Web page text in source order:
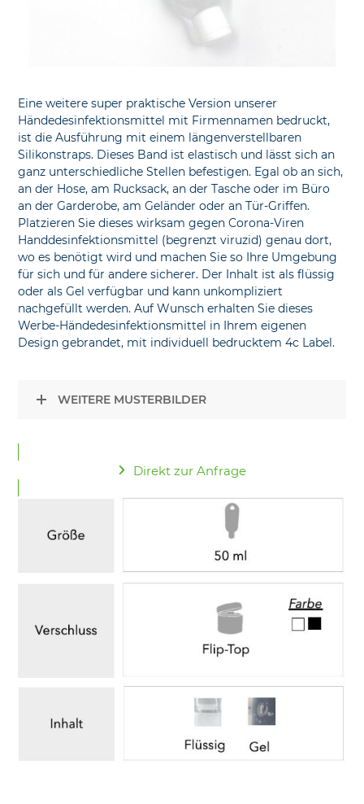
Eine weitere super praktische Version unserer
Händedesinfektionsmittel mit Firmennamen bedruckt,
ist die Ausführung mit einem längenverstellbaren
Silikonstraps. Dieses Band ist elastisch und lässt sich an
ganz unterschiedliche Stellen befestigen. Egal ob an sich,
an der Hose, am Rucksack, an der Tasche oder im Büro
an der Garderobe, am Geländer oder an Tür-Griffen.
Platzieren Sie dieses wirksam gegen Corona-Viren
Handdesinfektionsmittel (begrenzt viruzid) genau dort,
wo es benötigt wird und machen Sie so Ihre Umgebung
für sich und für andere sicherer. Der Inhalt ist als flüssig
oder als Gel verfügbar und kann unkompliziert
nachgefüllt werden. Auf Wunsch erhalten Sie dieses
Werbe-Händedesinfektionsmittel in Ihrem eigenen
Design gebrandet, mit individuell bedrucktem 4c Label.
WEITERE MUSTERBILDER
Direkt zur Anfrage